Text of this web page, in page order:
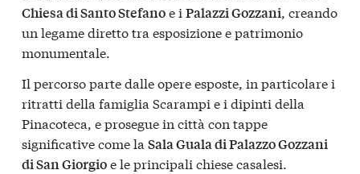
Chiesa di Santo Stefanoe i Palazzi Gozzani, creando
un legame diretto tra esposizione e patrimonio
monumentale.
Il percorso parte dalle opere esposte, in particolare i
ritratti della famiglia Scarampi e i dipinti della
Pinacoteca, e prosegue in città con tappe
significative come la Sala Guala di Palazzo Gozzani
di San Giorgioe le principali chiese casalesi.